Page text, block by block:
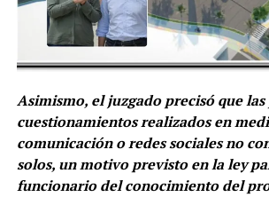
Asimismo, el juzgado precisó que
cuestionamientos realizados en
comunicación o redes sociales no
solos, un motivo previsto en la ley
funcionario del conocimiento del